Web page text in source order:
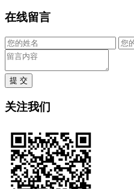
在线留言
提 交
关注我们